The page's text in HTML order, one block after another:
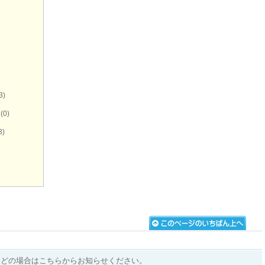
(0)
の場合はこちらからお知らせください。